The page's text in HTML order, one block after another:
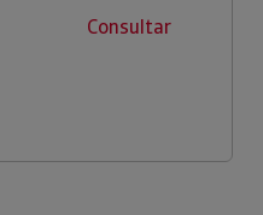
Consultar